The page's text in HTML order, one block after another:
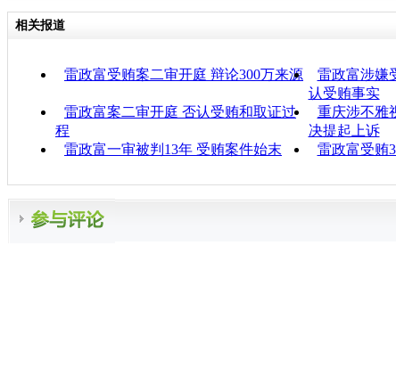
相关报道
雷政富受贿案二审开庭 辩论300万来源
雷政富涉嫌
认受贿事实
雷政富案二审开庭 否认受贿和取证过
程
重庆涉不雅
决提起上诉
雷政富一审被判13年 受贿案件始末
雷政富受贿